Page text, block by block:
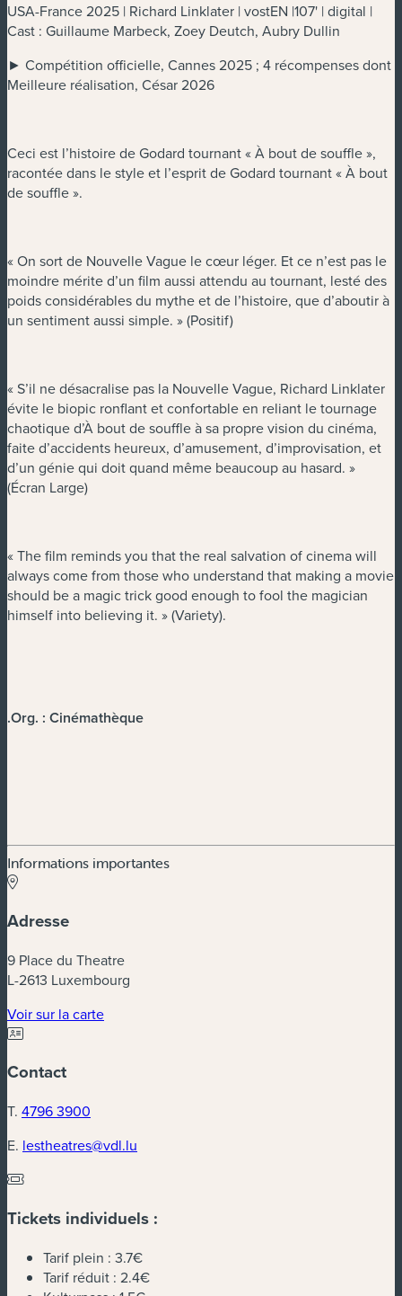
USA-France 2025 | Richard Linklater | vostEN |107' | digital |
Cast : Guillaume Marbeck, Zoey Deutch, Aubry Dullin
► Compétition officielle, Cannes 2025 ; 4 récompenses dont
Meilleure réalisation, César 2026
Ceci est l’histoire de Godard tournant « À bout de souffle »,
racontée dans le style et l’esprit de Godard tournant « À bout
de souffle ».
« On sort de Nouvelle Vague le cœur léger. Et ce n’est pas le
moindre mérite d’un film aussi attendu au tournant, lesté des
poids considérables du mythe et de l’histoire, que d’aboutir à
un sentiment aussi simple. » (Positif)
« S’il ne désacralise pas la Nouvelle Vague, Richard Linklater
évite le biopic ronflant et confortable en reliant le tournage
chaotique d’À bout de souffle à sa propre vision du cinéma,
faite d’accidents heureux, d’amusement, d’improvisation, et
d’un génie qui doit quand même beaucoup au hasard. »
(Écran Large)
« The film reminds you that the real salvation of cinema will
always come from those who understand that making a movie
should be a magic trick good enough to fool the magician
himself into believing it. » (Variety).
.Org. : Cinémathèque
Informations importantes
Adresse
9 Place du Theatre
L-2613 Luxembourg
Voir sur la carte(nouvelle fenêtre)
Contact
T. 4796 3900
E. lestheatres@vdl.lu
Tickets individuels :
Tarif plein : 3.7€
Tarif réduit : 2.4€